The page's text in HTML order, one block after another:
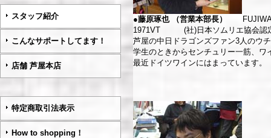
スタッフ紹介
こんなサポートしてます！
店舗 芦屋本店
特定商取引法表示
How to shopping！
●藤原琢也 （営業本部長）
1971VT (社)日本ソムリエ協会
芦屋の中日ドラゴンズファン3人のウ
学生のときからセンチュリー一筋、
最近ドイ